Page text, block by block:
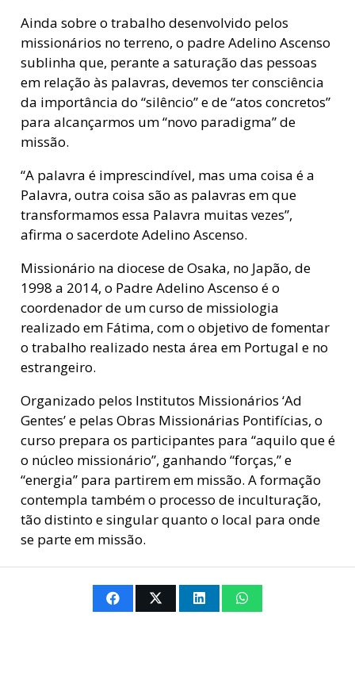
Ainda sobre o trabalho desenvolvido pelos
missionários no terreno, o padre Adelino Ascenso
sublinha que, perante a saturação das pessoas
em relação às palavras, devemos ter consciência
da importância do “silêncio” e de “atos concretos”
para alcançarmos um “novo paradigma” de
missão.
“A palavra é imprescindível, mas uma coisa é a
Palavra, outra coisa são as palavras em que
transformamos essa Palavra muitas vezes”,
afirma o sacerdote Adelino Ascenso.
Missionário na diocese de Osaka, no Japão, de
1998 a 2014, o Padre Adelino Ascenso é o
coordenador de um curso de missiologia
realizado em Fátima, com o objetivo de fomentar
o trabalho realizado nesta área em Portugal e no
estrangeiro.
Organizado pelos Institutos Missionários ‘Ad
Gentes’ e pelas Obras Missionárias Pontifícias, o
curso prepara os participantes para “aquilo que é
o núcleo missionário”, ganhando “forças,” e
“energia” para partirem em missão. A formação
contempla também o processo de inculturação,
tão distinto e singular quanto o local para onde
se parte em missão.